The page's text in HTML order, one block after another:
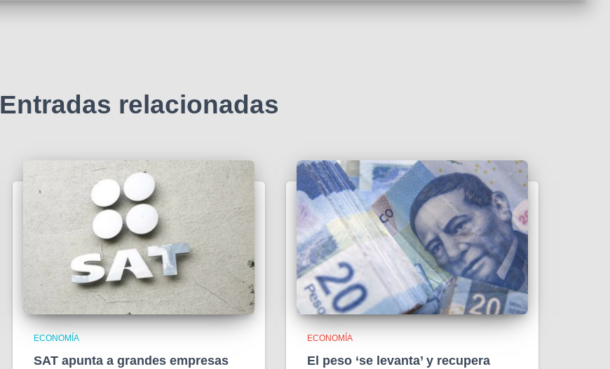
Entradas relacionadas
ECONOMÍA
SAT apunta a grandes empresas
ECONOMÍA
El peso ‘se levanta’ y recupera